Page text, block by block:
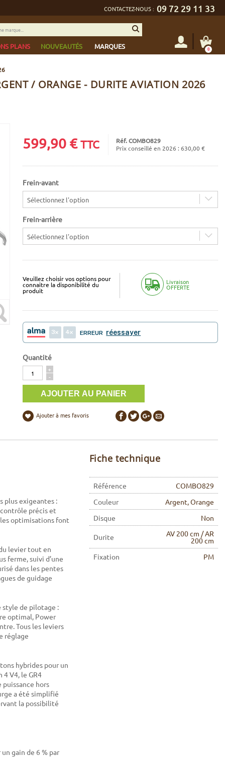
CONTACTEZ-NOUS : 09 72 29 11 33
PLANS NOUVEAUTÉS MARQUES 0
/ ORANGE - DURITE AVIATION 2026
599,90€ TTC
Réf. COMBO829
Prix conseillé en 2026 : 630,00 €
Frein-avant
Sélectionnez l'option
Frein-arrière
Sélectionnez l'option
Veuillez choisir vos options pour
connaitre la disponibilité du
produit
Livraison
OFFERTE
3 4 ERREUR réessayer
Quantité
Quantité
+
-
Ajouter à mes favoris
plus exigeantes :
précis et
optimisations font
levier tout en
ferme, suivi d’une
dans les pentes
de guidage
style de pilotage :
optimal, Power
Tous les leviers
réglage
hybrides pour un
V4, le GR4
hors
a été simplifié
la possibilité
gain de 6 % par
Fiche technique
Référence
COMBO829
Couleur
Argent, Orange
Disque
Non
Durite AV 200 cm / AR
200 cm
Fixation
PM